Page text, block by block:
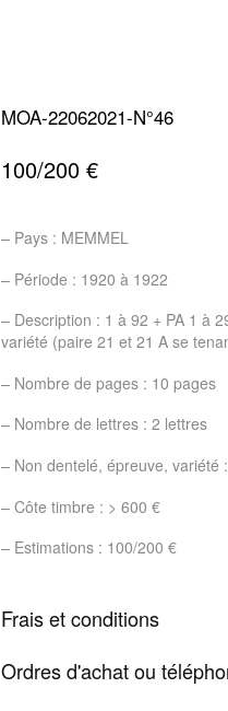
MOA-22062021-N°46
100/200 €
– Pays : MEMMEL
– Période : 1920 à 1922
– Description : 1 à 92 + PA 1 à
variété (paire 21 et 21 A se
– Nombre de pages : 10 pages
– Nombre de lettres : 2 lettres
– Non dentelé, épreuve, variété
– Côte timbre : > 600 €
– Estimations : 100/200 €
Frais et conditions
Ordres d'achat ou